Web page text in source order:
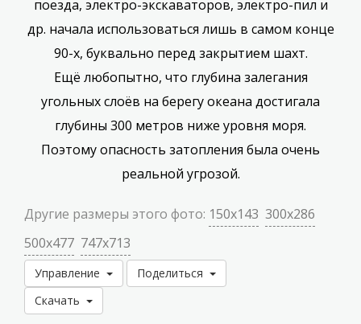
поезда, электро-экскаваторов, электро-пил и
др. начала использоваться лишь в самом конце
90-х, буквально перед закрытием шахт.
Ещё любопытно, что глубина залегания
угольных слоёв на берегу океана достигала
глубины 300 метров ниже уровня моря.
Поэтому опасность затопления была очень
реальной угрозой.
Другие размеры этого фото: 150x143 300x286
500x477 747x713
Управление
Поделиться
Скачать